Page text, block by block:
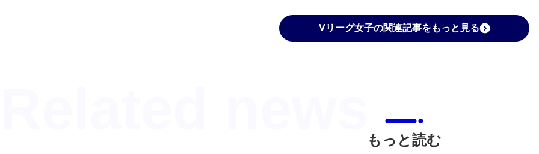
Vリーグ女子の関連記事をもっと見る
もっと読む